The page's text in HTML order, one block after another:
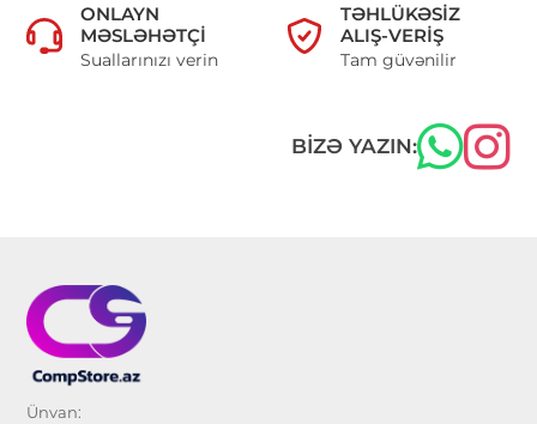
ONLAYN
MƏSLƏHƏTÇI
Suallarınızı verin
TƏHLÜKƏSIZ
ALIŞ-VERIŞ
Tam güvənilir
BIZƏ YAZIN:
Ünvan: